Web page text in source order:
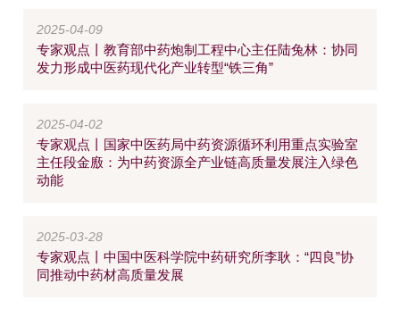
2025-04-09
专家观点丨教育部中药炮制工程中心主任陆兔林：协同
发力形成中医药现代化产业转型“铁三角”
2025-04-02
专家观点丨国家中医药局中药资源循环利用重点实验室
主任段金廒：为中药资源全产业链高质量发展注入绿色
动能
2025-03-28
专家观点丨中国中医科学院中药研究所李耿：“四良”协
同推动中药材高质量发展